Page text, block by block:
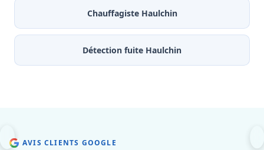
Chauffagiste Haulchin
Détection fuite Haulchin
AVIS CLIENTS GOOGLE